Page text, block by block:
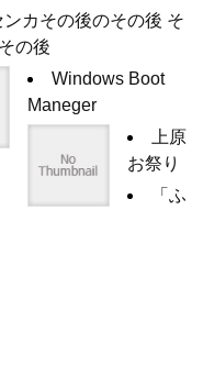
ンカその後のその後 そ
の後
Windows Boot
Maneger
上原
お祭り
「ふ